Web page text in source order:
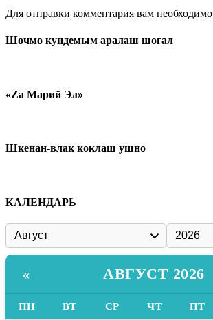
Для отправки комментария вам необходимо
Шочмо кундемым аралаш шогал
«Zа Марий Эл»
Шкенан-влак коклаш ушно
КАЛЕНДАРЬ
« АВГУСТ 2026
ПН ВТ СР ЧТ ПТ